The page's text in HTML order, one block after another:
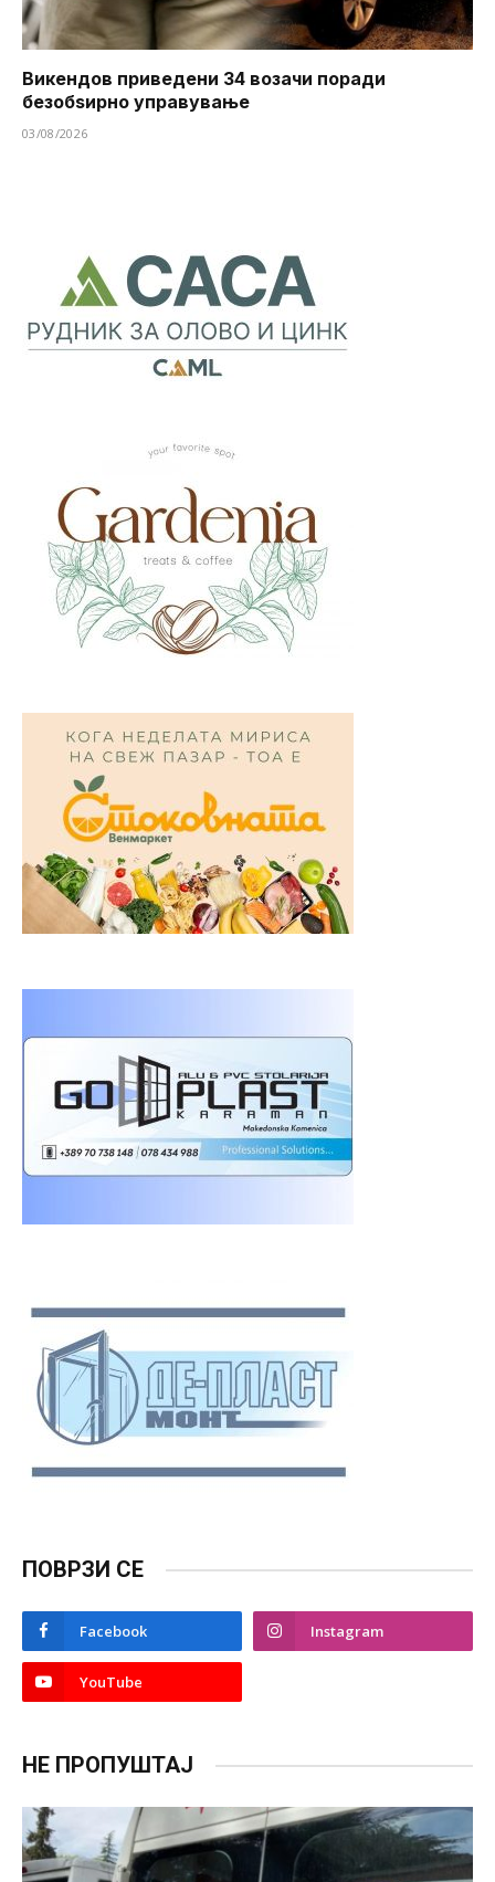
Викендов приведени 34 возачи поради
безобѕирно управување
03/08/2026
ПОВРЗИ СЕ
Facebook Instagram
YouTube
НЕ ПРОПУШТАЈ